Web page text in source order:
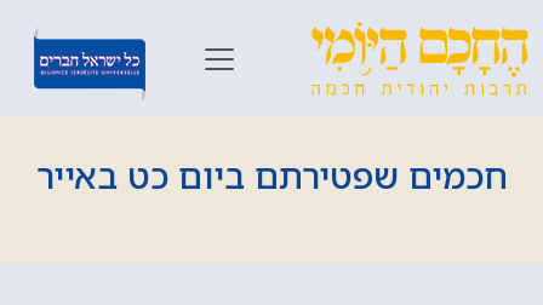
חכמים שפטירתם ביום כט באייר